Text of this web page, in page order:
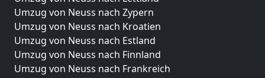
Umzug von Neuss nach Zypern
Umzug von Neuss nach Kroatien
Umzug von Neuss nach Estland
Umzug von Neuss nach Finnland
Umzug von Neuss nach Frankreich